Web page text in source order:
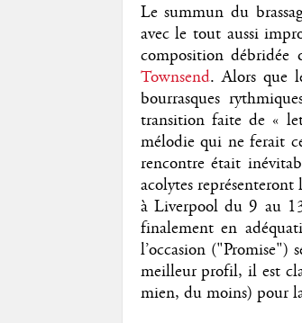
Le summun du
avec le tout aussi
composition débridée
Townsend. Alors que
bourrasques
transition faite de «
mélodie qui ne ferait
rencontre était
acolytes
à Liverpool du 9 au
finalement en
l’occasion ("Promise")
meilleur profil, il est
mien, du moins) pour